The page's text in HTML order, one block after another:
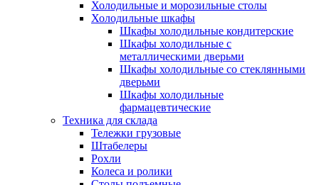
Холодильные и морозильные столы
Холодильные шкафы
Шкафы холодильные кондитерские
Шкафы холодильные с
металлическими дверьми
Шкафы холодильные со стеклянными
дверьми
Шкафы холодильные
фармацевтические
Техника для склада
Тележки грузовые
Штабелеры
Рохли
Колеса и ролики